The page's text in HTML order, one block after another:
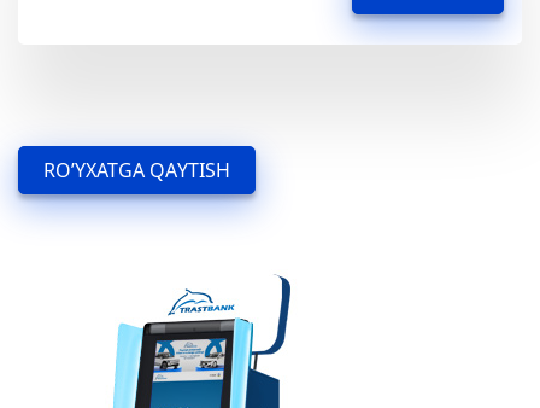
RO’YXATGA QAYTISH